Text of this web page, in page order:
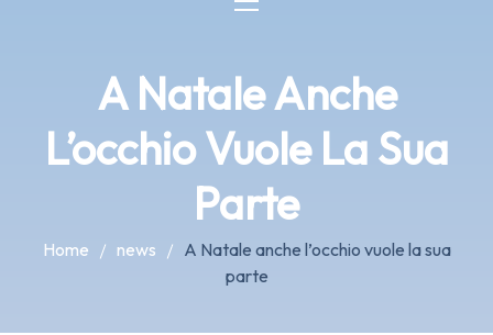
A Natale Anche
L’occhio Vuole La Sua
Parte
Home news
A Natale anche l’occhio vuole la sua
parte